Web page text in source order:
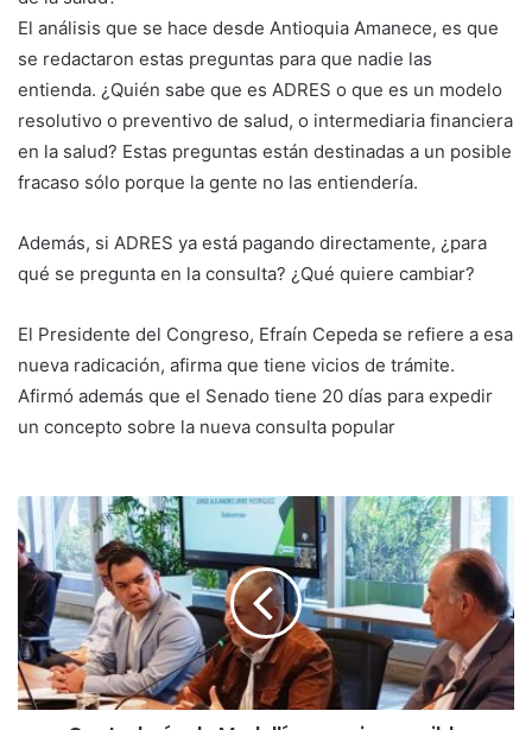
El análisis que se hace desde Antioquia Amanece, es que
se redactaron estas preguntas para que nadie las
entienda. ¿Quién sabe que es ADRES o que es un modelo
resolutivo o preventivo de salud, o intermediaria financiera
en la salud? Estas preguntas están destinadas a un posible
fracaso sólo porque la gente no las entiendería.
Además, si ADRES ya está pagando directamente, ¿para
qué se pregunta en la consulta? ¿Qué quiere cambiar?
El Presidente del Congreso, Efraín Cepeda se refiere a esa
nueva radicación, afirma que tiene vicios de trámite.
Afirmó además que el Senado tiene 20 días para expedir
un concepto sobre la nueva consulta popular